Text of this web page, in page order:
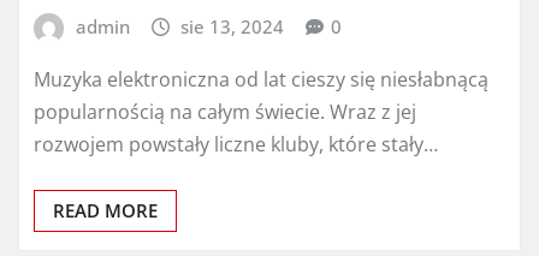
admin sie 13, 2024 0
Muzyka elektroniczna od lat cieszy się niesłabnącą
popularnością na całym świecie. Wraz z jej
rozwojem powstały liczne kluby, które stały…
READ MORE